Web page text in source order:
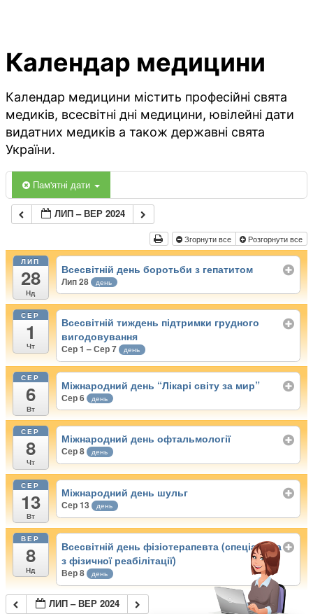
Календар медицини
Календар медицини містить професійні свята
медиків, всесвітні дні медицини, ювілейні дати
видатних медиків а також державні свята
України.
Пам'ятні дати
ЛИП – ВЕР 2024
Згорнути все Розгорнути все
ЛИП
28
Нд
Всесвітній день боротьби з гепатитом
Лип 28 день
СЕР
1
Чт
Всесвітній тиждень підтримки грудного
вигодовування
Сер 1 – Сер 7 день
СЕР
6
Вт
Міжнародний день “Лікарі світу за мир”
Сер 6 день
СЕР
8
Чт
Міжнародний день офтальмології
Сер 8 день
СЕР
13
Вт
Міжнародний день шульг
Сер 13 день
ВЕР
8
Нд
Всесвітній день фізіотерапевта (спеціаліста
з фізичної реабілітації)
Вер 8 день
ЛИП – ВЕР 2024